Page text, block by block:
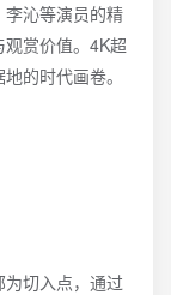
沁等演员的精
赏价值。4K超
的时代画卷。
切入点，通过